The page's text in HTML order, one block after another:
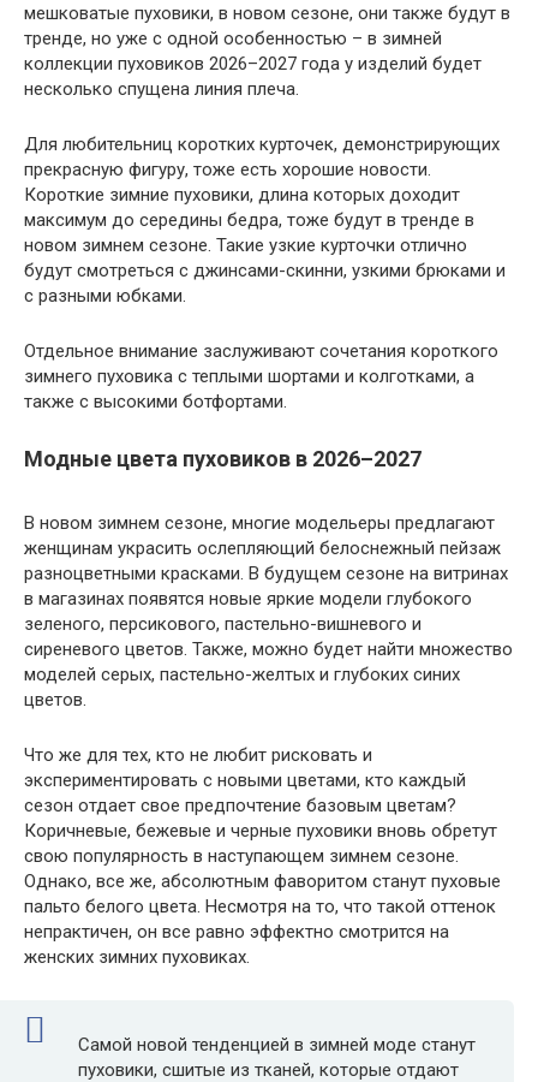
мешковатые пуховики, в новом сезоне, они также будут в
тренде, но уже с одной особенностью – в зимней
коллекции пуховиков 2026–2027 года у изделий будет
несколько спущена линия плеча.
Для любительниц коротких курточек, демонстрирующих
прекрасную фигуру, тоже есть хорошие новости.
Короткие зимние пуховики, длина которых доходит
максимум до середины бедра, тоже будут в тренде в
новом зимнем сезоне. Такие узкие курточки отлично
будут смотреться с джинсами-скинни, узкими брюками и
с разными юбками.
Отдельное внимание заслуживают сочетания короткого
зимнего пуховика с теплыми шортами и колготками, а
также с высокими ботфортами.
Модные цвета пуховиков в 2026–2027
В новом зимнем сезоне, многие модельеры предлагают
женщинам украсить ослепляющий белоснежный пейзаж
разноцветными красками. В будущем сезоне на витринах
в магазинах появятся новые яркие модели глубокого
зеленого, персикового, пастельно-вишневого и
сиреневого цветов. Также, можно будет найти множество
моделей серых, пастельно-желтых и глубоких синих
цветов.
Что же для тех, кто не любит рисковать и
экспериментировать с новыми цветами, кто каждый
сезон отдает свое предпочтение базовым цветам?
Коричневые, бежевые и черные пуховики вновь обретут
свою популярность в наступающем зимнем сезоне.
Однако, все же, абсолютным фаворитом станут пуховые
пальто белого цвета. Несмотря на то, что такой оттенок
непрактичен, он все равно эффектно смотрится на
женских зимних пуховиках.
Самой новой тенденцией в зимней моде станут
пуховики, сшитые из тканей, которые отдают